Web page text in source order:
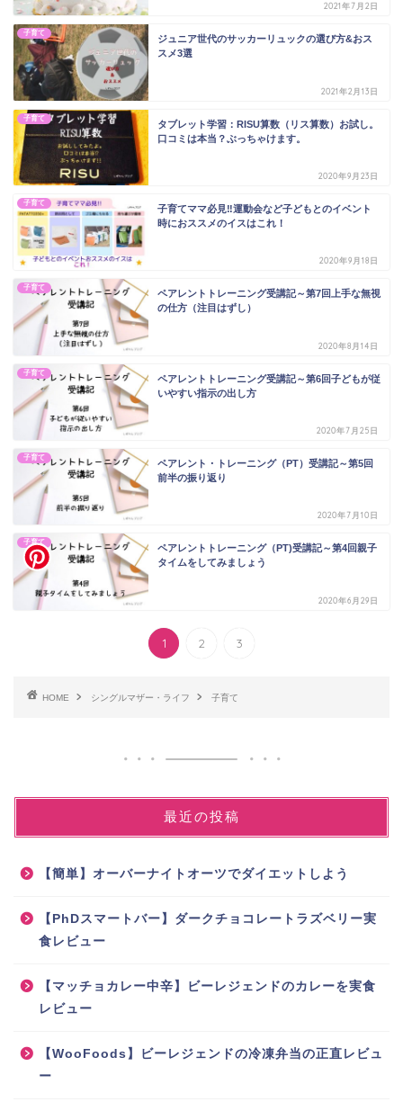
2021年7月2日
子育て
ジュニア世代のサッカーリュックの選び方&おス
スメ3選
2021年2月13日
子育て
タブレット学習：RISU算数（リス算数）お試し。
口コミは本当？ぶっちゃけます。
2020年9月23日
子育て
子育てママ必見‼運動会など子どもとのイベント
時におススメのイスはこれ！
2020年9月18日
子育て
ペアレントトレーニング受講記～第7回上手な無視
の仕方（注目はずし）
2020年8月14日
子育て
ペアレントトレーニング受講記～第6回子どもが従
いやすい指示の出し方
2020年7月25日
子育て
ペアレント・トレーニング（PT）受講記～第5回
前半の振り返り
2020年7月10日
子育て
ペアレントトレーニング（PT)受講記～第4回親子
タイムをしてみましょう
2020年6月29日
1 2 3
HOME シングルマザー・ライフ 子育て
最近の投稿
【簡単】オーバーナイトオーツでダイエットしよう
【PhDスマートバー】ダークチョコレートラズベリー実
食レビュー
【マッチョカレー中辛】ビーレジェンドのカレーを実食
レビュー
【WooFoods】ビーレジェンドの冷凍弁当の正直レビュ
ー